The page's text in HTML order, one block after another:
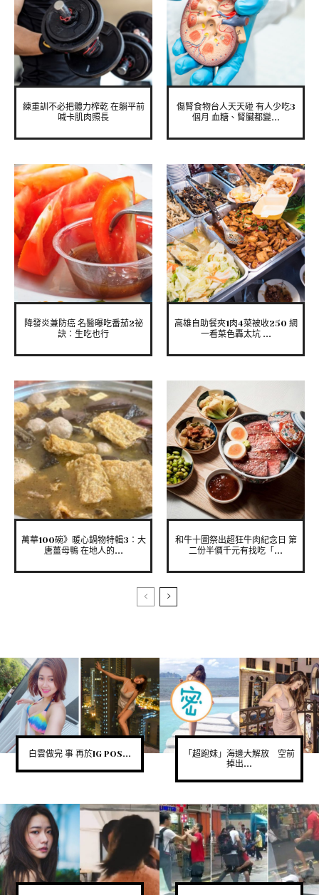
練重訓不必把體力榨乾 在躺平前
喊卡肌肉照長
傷腎食物台人天天碰 有人少吃3
個月 血糖、腎臟都變...
降發炎兼防癌 名醫曝吃番茄2祕
訣：生吃也行
高雄自助餐夾1肉4菜被收250 網
一看菜色轟太坑 ...
萬華100碗》暖心鍋物特輯3：大
唐薑母鴨 在地人的...
和牛十圖祭出超狂牛肉紀念日 第
二份半價千元有找吃「...
白雲做完 事 再於IG POS...
「超跑妹」海邊大解放 空前
掉出...